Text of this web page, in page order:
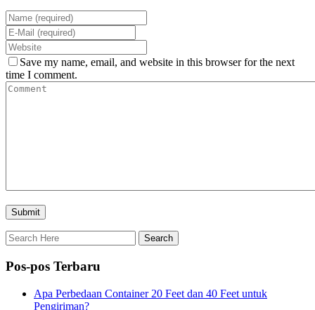
Save my name, email, and website in this browser for the next
time I comment.
Pos-pos Terbaru
Apa Perbedaan Container 20 Feet dan 40 Feet untuk
Pengiriman?